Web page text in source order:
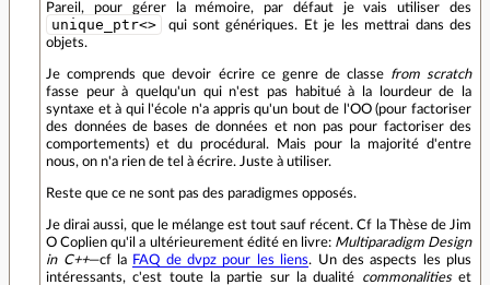
Pareil, pour gérer la mémoire, par défaut je vais utiliser des
unique_ptr<>
qui sont génériques. Et je les mettrai dans des
objets.
Je comprends que devoir écrire ce genre de classe from scratch
fasse peur à quelqu'un qui n'est pas habitué à la lourdeur de la
syntaxe et à qui l'école n'a appris qu'un bout de l'OO (pour factoriser
des données de bases de données et non pas pour factoriser des
comportements) et du procédural. Mais pour la majorité d'entre
nous, on n'a rien de tel à écrire. Juste à utiliser.
Reste que ce ne sont pas des paradigmes opposés.
Je dirai aussi, que le mélange est tout sauf récent. Cf la Thèse de Jim
O Coplien qu'il a ultérieurement édité en livre: Multiparadigm Design
in C++—cf la FAQ de dvpz pour les liens. Un des aspects les plus
intéressants, c'est toute la partie sur la dualité
commonalitieset